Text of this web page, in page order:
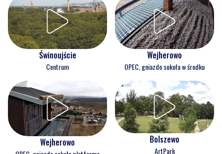
Świnoujście
Centrum
Wejherowo
OPEC, gniazdo sokoła w środku
Wejherowo Bolszewo
ArtPark